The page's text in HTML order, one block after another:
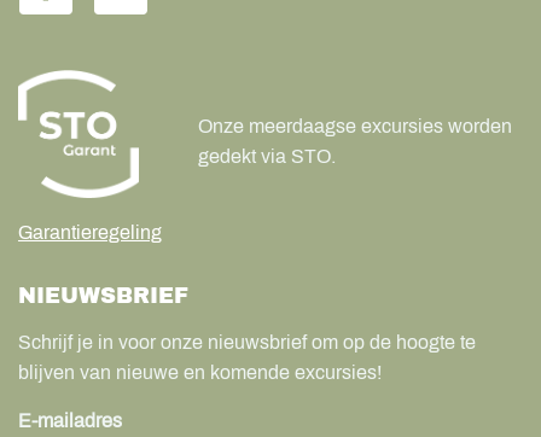
Garantieregeling
Onze meerdaagse excursies worden
gedekt via STO.
NIEUWSBRIEF
Schrijf je in voor onze nieuwsbrief om op de hoogte te
blijven van nieuwe en komende excursies!
E-mailadres